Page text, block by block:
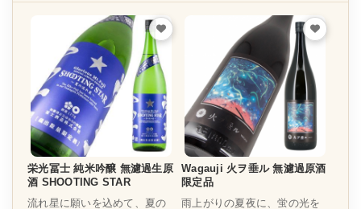
栄光冨士 純米吟醸 無濾過生原
酒 SHOOTING STAR
流れ星に願いを込めて、夏の
Wagauji 火ヲ垂ル 無濾過原酒
限定品
雨上がりの夏夜に、蛍の光を